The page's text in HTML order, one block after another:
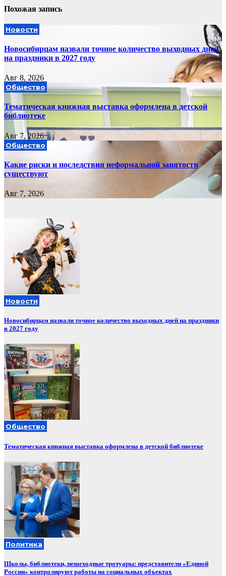
Похожая запись
Новости
Новосибирцам назвали точное количество выходных дней
на праздники в 2027 году
Авг 8, 2026
Общество
Тематическая книжная выставка оформлена в детской
библиотеке
Авг 7, 2026
Общество
Какие риски и последствия неформальной занятости
существуют
Авг 7, 2026
Новости
Новосибирцам назвали точное количество выходных дней на праздники
в 2027 году
Общество
Тематическая книжная выставка оформлена в детской библиотеке
Политика
Школы, библиотеки, пешеходные тротуары: представители «Единой
России» контролируют работы на социальных объектах